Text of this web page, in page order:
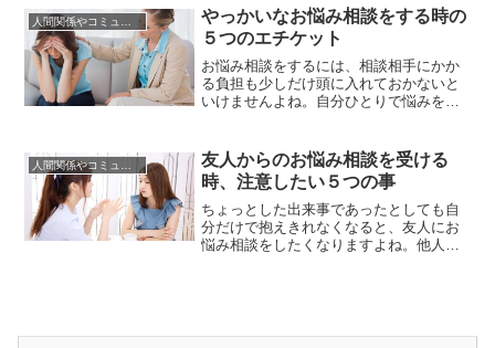
うまく付き合っているつもりでも、相手
との価値観の違いや性格の違いなどでど
うしてもうまくいかない時があります。
そんな人間関係のトラブルを改善しよ...
人間関係やコミュニケーションの術
やっかいなお悩み相談をする時の
５つのエチケット
お悩み相談をするには、相談相手にかか
る負担も少しだけ頭に入れておかないと
いけませんよね。自分ひとりで悩みを抱
話を聞いてほしいと思う瞬間は、きっと
誰でも一度は経験があるでしょう。しか
しお悩み相談の内容によっては話を聞か
された人がどうアドバイスしていい...
人間関係やコミュニケーションの術
友人からのお悩み相談を受ける
時、注意したい５つの事
ちょっとした出来事であったとしても自
分だけで抱えきれなくなると、友人にお
悩み相談をしたくなりますよね。他人に
を持っていて、普段は自分で解決したり